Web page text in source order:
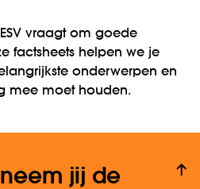
vraagt om goede
factsheets helpen we je
onderwerpen en
mee moet houden.
jij de